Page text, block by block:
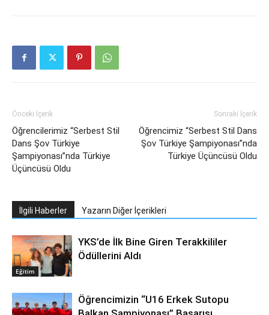
Önceki İçerik
Öğrencilerimiz “Serbest Stil
Dans Şov Türkiye
Şampiyonası”nda Türkiye
Üçüncüsü Oldu
Sonraki İçerik
Öğrencimiz “Serbest Stil Dans
Şov Türkiye Şampiyonası”nda
Türkiye Üçüncüsü Oldu
İlgili Haberler Yazarın Diğer İçerikleri
Eğitim
YKS’de İlk Bine Giren Terakkililer
Ödüllerini Aldı
Öğrencimizin “U16 Erkek Sutopu